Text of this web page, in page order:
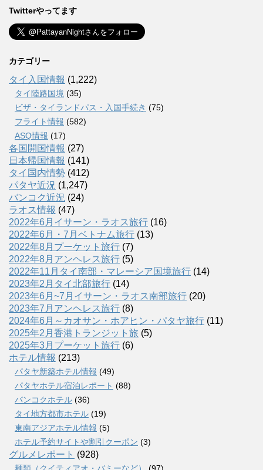
Twitterやってます
カテゴリー
タイ入国情報 (1,222)
タイ陸路国境 (35)
ビザ・タイランドパス・入国手続き (75)
フライト情報 (582)
ASQ情報 (17)
各国開国情報 (27)
日本帰国情報 (141)
タイ国内情勢 (412)
パタヤ近況 (1,247)
バンコク近況 (24)
ラオス情報 (47)
2022年6月イサーン・ラオス旅行 (16)
2022年6月・7月ベトナム旅行 (13)
2022年8月プーケット旅行 (7)
2022年8月アンヘレス旅行 (5)
2022年11月タイ南部・マレーシア国境旅行 (14)
2023年2月タイ北部旅行 (14)
2023年6月~7月イサーン・ラオス南部旅行 (20)
2023年7月アンヘレス旅行 (8)
2024年6月～カオサン・ホアヒン・パタヤ旅行 (11)
2025年2月香港トランジット旅 (5)
2025年3月プーケット旅行 (6)
ホテル情報 (213)
パタヤ新築ホテル情報 (49)
パタヤホテル宿泊レポート (88)
バンコクホテル (36)
タイ地方都市ホテル (19)
東南アジアホテル情報 (5)
ホテル予約サイトや割引クーポン (3)
グルメレポート (928)